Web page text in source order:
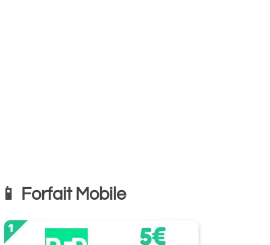
📱 Forfait Mobile